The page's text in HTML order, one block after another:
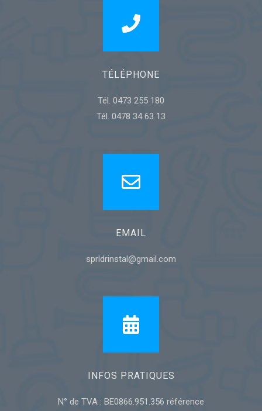
TÉLÉPHONE
Tél. 0473 255 180
Tél. 0478 34 63 13
EMAIL
sprldrinstal@gmail.com
INFOS PRATIQUES
N° de TVA : BE0866.951.356 référence